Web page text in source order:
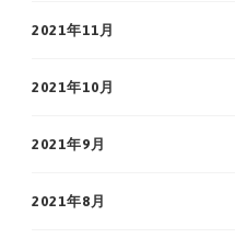
2021年11月
2021年10月
2021年9月
2021年8月